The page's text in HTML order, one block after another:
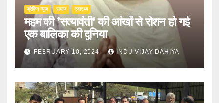
ब्रेकिंग न्यूज़ समाज स्वास्थ्य
महम की ’सत्यावंती’ की आंखों से रोशन हो गई
एक बालिका की दुनिया
FEBRUARY 10, 2024 INDU VIJAY DAHIYA